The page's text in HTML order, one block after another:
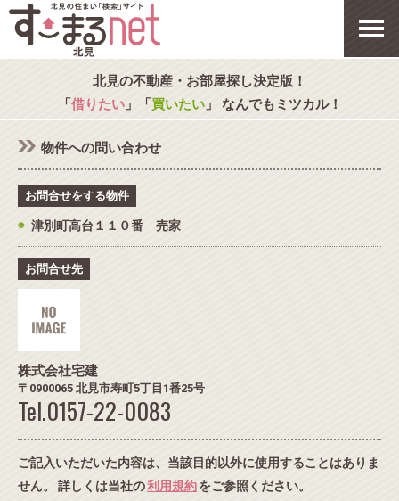
北見の不動産・お部屋探し決定版！
「借りたい」「買いたい」 なんでもミツカル！
物件への問い合わせ
お問合せをする物件
◉ 津別町高台１１０番 売家
お問合せ先
株式会社宅建
〒0900065 北見市寿町5丁目1番25号
Tel.0157-22-0083
ご記入いただいた内容は、当該目的以外に使用することはありま
せん。 詳しくは当社の利用規約をご参照ください。